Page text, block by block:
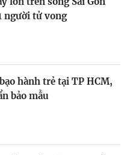
người tử vong
hành trẻ tại TP HCM,
bảo mẫu